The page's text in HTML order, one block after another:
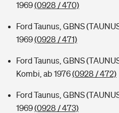
1969(0928 / 470)
Ford Taunus, GBNS
1969(0928 / 471)
Ford Taunus, GBNS
Kombi, ab 1976(0928 / 472)
Ford Taunus, GBNS
1969(0928 / 473)